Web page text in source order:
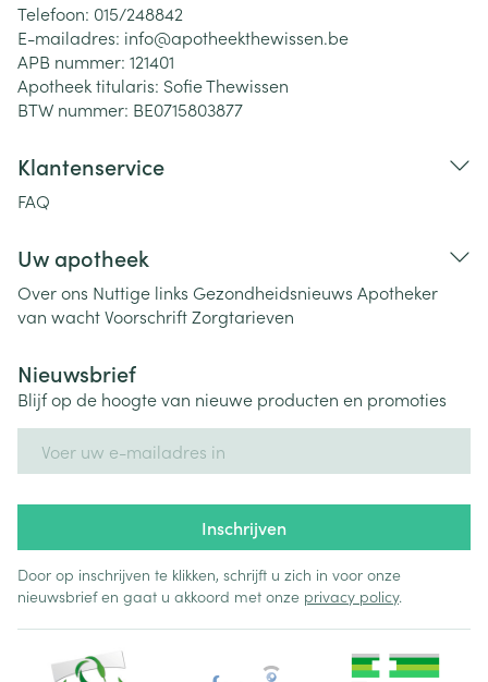
Telefoon: 015/248842
E-mailadres: info@apotheekthewissen.be
APB nummer: 121401
Apotheek titularis: Sofie Thewissen
BTW nummer: BE0715803877
Klantenservice
FAQ
Uw apotheek
Over ons Nuttige links Gezondheidsnieuws Apotheker
van wachtVoorschriftZorgtarieven
Nieuwsbrief
Blijf op de hoogte van nieuwe producten en promoties
Inschrijven
Door op inschrijven te klikken, schrijft u zich in voor onze
nieuwsbrief en gaat u akkoord met onze privacy policy.